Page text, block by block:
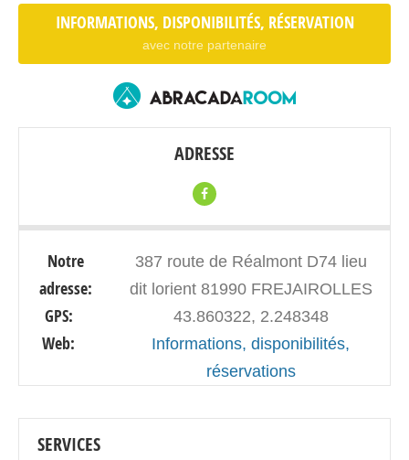
INFORMATIONS, DISPONIBILITÉS, RÉSERVATION
avec notre partenaire
ADRESSE
Notre
adresse:
387 route de Réalmont D74 lieu
dit lorient 81990 FREJAIROLLES
GPS: 43.860322, 2.248348
Web:
Informations, disponibilités,
réservations
SERVICES